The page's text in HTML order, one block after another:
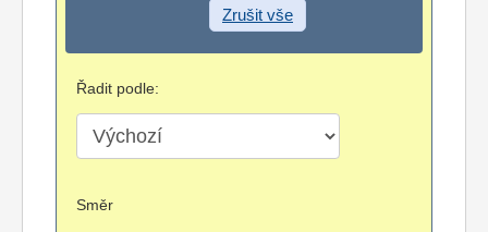
Zrušit vše
Řadit podle:
Směr